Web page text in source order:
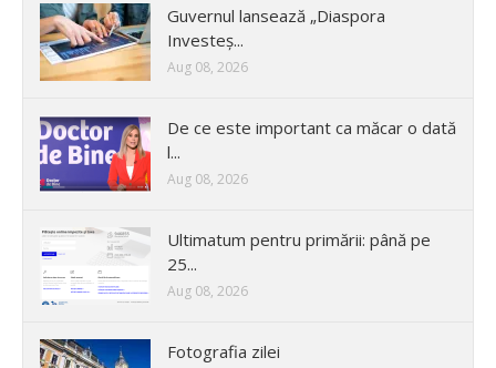
Guvernul lansează „Diaspora
Investeș...
Aug 08, 2026
De ce este important ca măcar o dată
l...
Aug 08, 2026
Ultimatum pentru primării: până pe
25...
Aug 08, 2026
Fotografia zilei